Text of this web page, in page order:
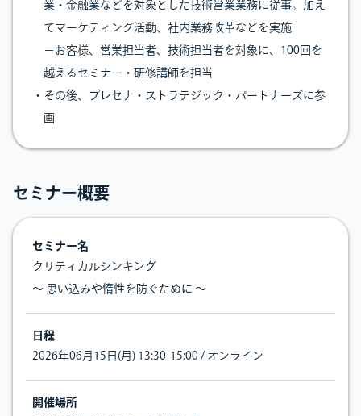
業・金融業などを対象とした技術営業業務に従事。加え
てマーケティング活動、社内業務改革などを実施
－お客様、営業担当者、技術担当者を対象に、100回を
越えるセミナー・研修講師を担当
・その後、プレセナ・ストラテジック・パートナーズに参
画
セミナー概要
セミナー名
クリティカルシンキング
〜 思い込みや惰性を防ぐために 〜
日程
2026年06月15日(月) 13:30-15:00 / オンライン
開催場所